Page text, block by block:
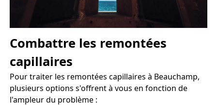
Combattre les remontées
capillaires
Pour traiter les remontées capillaires à Beauchamp,
plusieurs options s'offrent à vous en fonction de
l'ampleur du problème :